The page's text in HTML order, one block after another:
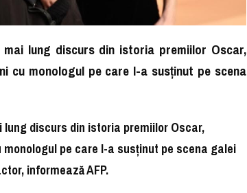
lung discurs din istoria premiilor Oscar,
cu monologul pe care l-a susţinut pe scena
discurs din istoria premiilor Oscar,
pe care l-a susţinut pe scena galei
informează AFP.